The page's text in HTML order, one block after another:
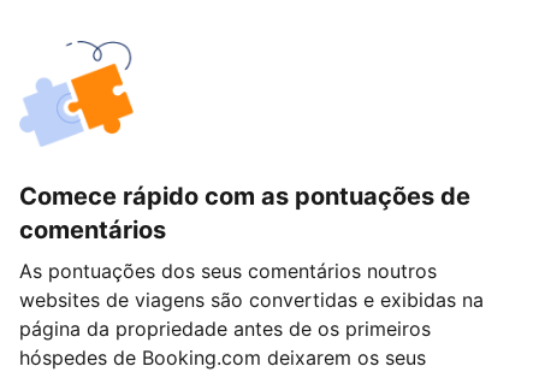
Comece rápido com as pontuações de
comentários
As pontuações dos seus comentários noutros
websites de viagens são convertidas e exibidas na
página da propriedade antes de os primeiros
hóspedes de Booking.com deixarem os seus